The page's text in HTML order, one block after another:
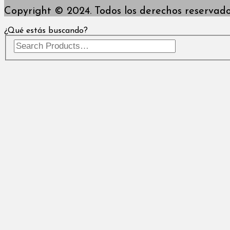
Copyright © 2024. Todos los derechos
¿Qué estás buscando?